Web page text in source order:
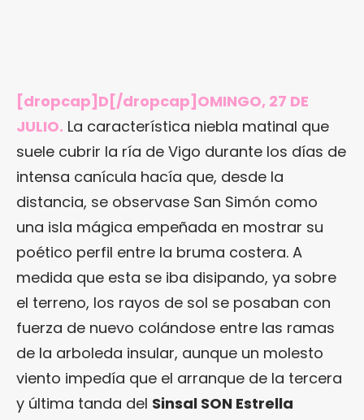
[dropcap]D[/dropcap]OMINGO, 27 DE
JULIO. La característica niebla matinal que
suele cubrir la ría de Vigo durante los días de
intensa canícula hacía que, desde la
distancia, se observase San Simón como
una isla mágica empeñada en mostrar su
poético perfil entre la bruma costera. A
medida que esta se iba disipando, ya sobre
el terreno, los rayos de sol se posaban con
fuerza de nuevo colándose entre las ramas
de la arboleda insular, aunque un molesto
viento impedía que el arranque de la tercera
y última tanda del Sinsal SON Estrella